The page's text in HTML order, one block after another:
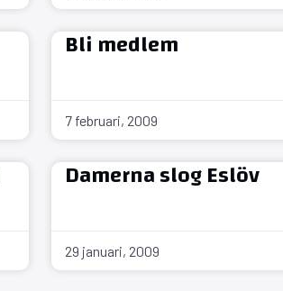
Bli medlem
7 februari, 2009
Damerna slog Eslöv
29 januari, 2009